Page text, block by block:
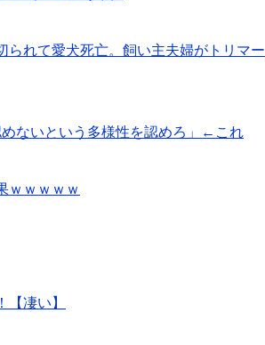
れて愛犬死亡。飼い主夫婦がトリマー
ないという多様性を認めろ」←これ
ｗｗｗｗｗ
【凄い】